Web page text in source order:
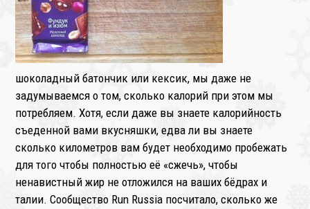
шоколадный батончик или кексик, мы даже не
задумываемся о том, сколько калорий при этом мы
потребляем. Хотя, если даже вы знаете калорийность
съеденной вами вкусняшки, едва ли вы знаете
сколько километров вам будет необходимо пробежать
для того чтобы полностью её «сжечь», чтобы
ненавистный жир не отложился на ваших бёдрах и
талии. Сообщество Run Russia посчитало, сколько же